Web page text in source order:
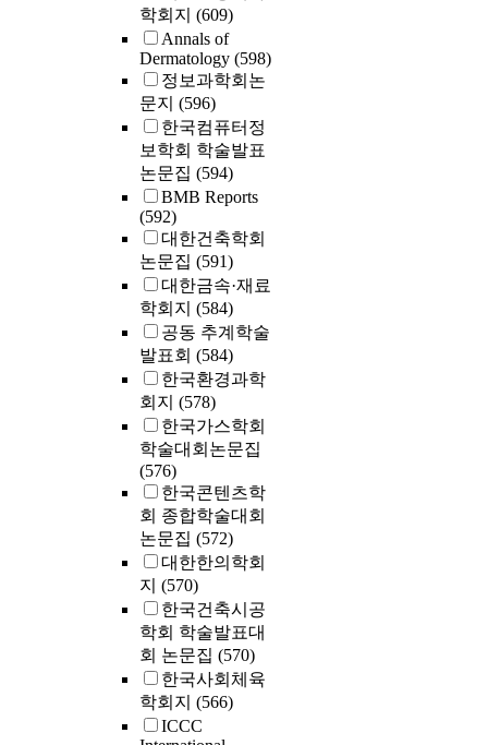
학회지 (609)
Annals of
Dermatology (598)
정보과학회논
문지 (596)
한국컴퓨터정
보학회 학술발표
논문집 (594)
BMB Reports
(592)
대한건축학회
논문집 (591)
대한금속·재료
학회지 (584)
공동 추계학술
발표회 (584)
한국환경과학
회지 (578)
한국가스학회
학술대회논문집
(576)
한국콘텐츠학
회 종합학술대회
논문집 (572)
대한한의학회
지 (570)
한국건축시공
학회 학술발표대
회 논문집 (570)
한국사회체육
학회지 (566)
ICCC